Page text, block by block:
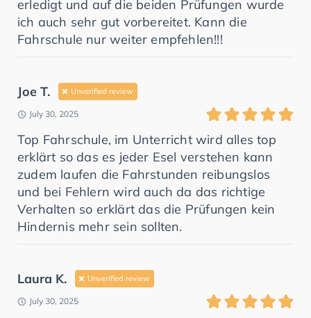
erledigt und auf die beiden Prüfungen wurde
ich auch sehr gut vorbereitet. Kann die
Fahrschule nur weiter empfehlen!!!
Joe T. Unverified review
July 30, 2025
Top Fahrschule, im Unterricht wird alles top
erklärt so das es jeder Esel verstehen kann
zudem laufen die Fahrstunden reibungslos
und bei Fehlern wird auch da das richtige
Verhalten so erklärt das die Prüfungen kein
Hindernis mehr sein sollten.
Laura K. Unverified review
July 30, 2025